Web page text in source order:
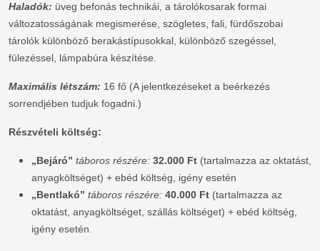
Haladók: üveg befonás technikái, a tárolókosarak formai
változatosságának megismerése, szögletes, fali, fürdőszobai
tárolók különböző berakástípusokkal, különböző szegéssel,
fülezéssel, lámpabúra készítése.
Maximális létszám: 16 fő (A jelentkezéseket a beérkezés
sorrendjében tudjuk fogadni.)
Részvételi költség:
„Bejáró” táboros részére: 32.000 Ft (tartalmazza az oktatást,
anyagköltséget) + ebéd költség, igény esetén
„Bentlakó” táboros részére: 40.000 Ft (tartalmazza az
oktatást, anyagköltséget, szállás költséget) + ebéd költség,
igény esetén